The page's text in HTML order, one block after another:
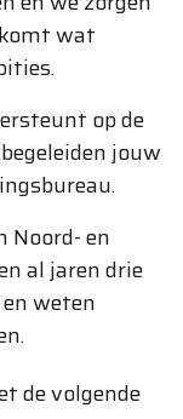
wat
op de
jouw
Noord- en
al jaren drie
weten
de volgende